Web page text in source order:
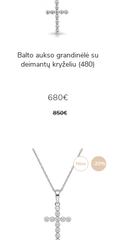
Balto aukso grandinėlė su
deimantų kryželiu (480)
680€
850€
-20%
New